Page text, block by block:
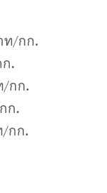
ท/กก.
.
/กก.
ก.
/กก.